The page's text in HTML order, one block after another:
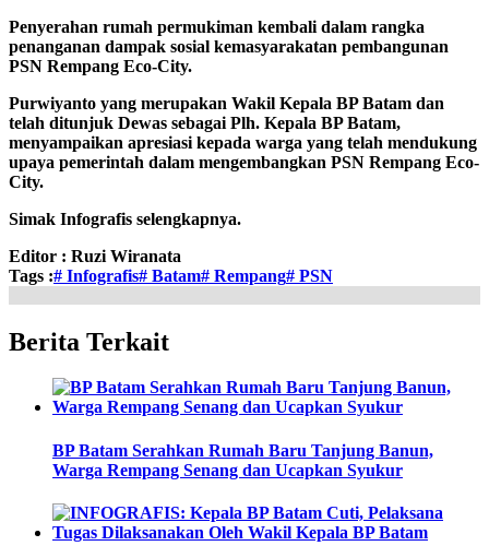
Penyerahan rumah permukiman kembali dalam rangka
penanganan dampak sosial kemasyarakatan pembangunan
PSN Rempang Eco-City.
Purwiyanto yang merupakan Wakil Kepala BP Batam dan
telah ditunjuk Dewas sebagai Plh. Kepala BP Batam,
menyampaikan apresiasi kepada warga yang telah mendukung
upaya pemerintah dalam mengembangkan PSN Rempang Eco-
City.
Simak Infografis selengkapnya.
Editor : Ruzi Wiranata
Tags :# Infografis# Batam# Rempang# PSN
Berita Terkait
BP Batam Serahkan Rumah Baru Tanjung Banun,
Warga Rempang Senang dan Ucapkan Syukur